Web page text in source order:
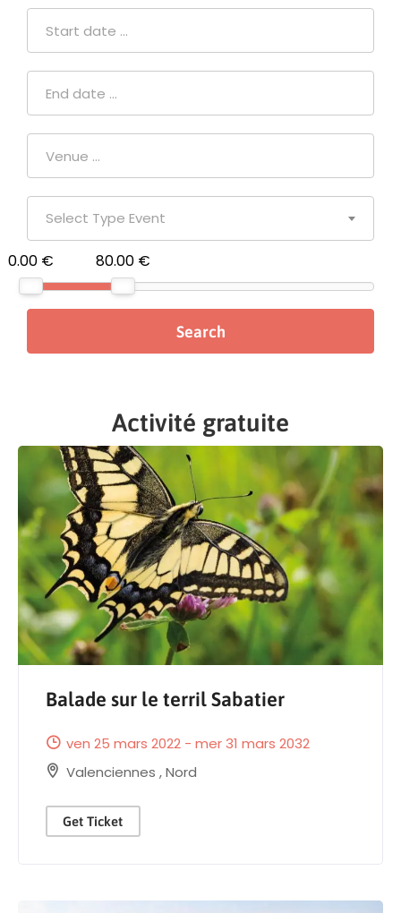
Select Type Event
0.00 € 80.00 €
Activité gratuite
Balade sur le terril Sabatier
ven 25 mars 2022 - mer 31 mars 2032
Valenciennes ,Nord
Get Ticket